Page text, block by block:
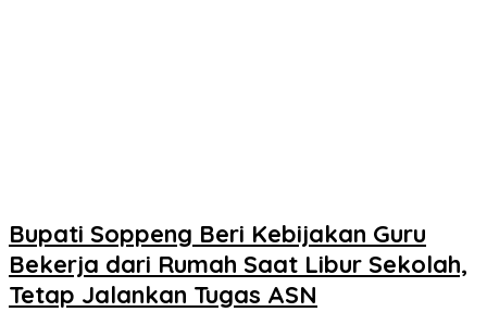
Bupati Soppeng Beri Kebijakan Guru
Bekerja dari Rumah Saat Libur Sekolah,
Tetap Jalankan Tugas ASN